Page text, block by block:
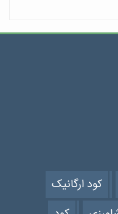
کود ارگانیک